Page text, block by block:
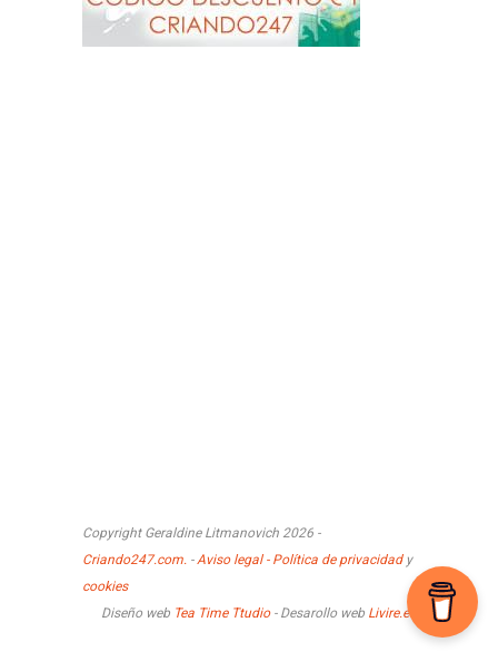
Copyright Geraldine Litmanovich 2026 -
Criando247.com. - Aviso legal - Política de privacidady
cookies
Diseño web Tea Time Ttudio- Desarollo web Livire.es